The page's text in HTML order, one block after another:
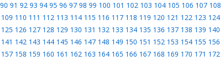
90 91 92 93 94 95 96 97 98 99 100 101 102 103 104 105 106 107 108
109 110 111 112 113 114 115 116 117 118 119 120 121 122 123 124
125 126 127 128 129 130 131 132 133 134 135 136 137 138 139 140
141 142 143 144 145 146 147 148 149 150 151 152 153 154 155 156
157 158 159 160 161 162 163 164 165 166 167 168 169 170 171 172